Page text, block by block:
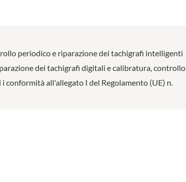
periodico e riparazione dei tachigrafi intelligenti
dei tachigrafi digitali e calibratura, controllo
conformità all'allegato I del Regolamento (UE) n.